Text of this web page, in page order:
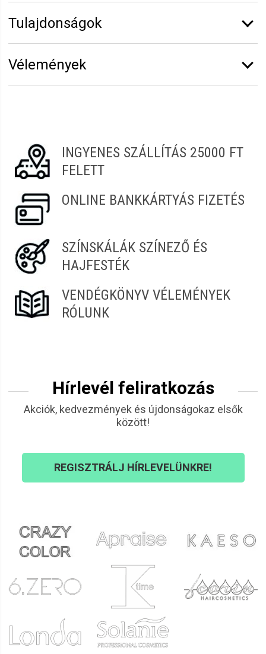
Tulajdonságok
Vélemények
Klaudia 2022.01.09. 00:32
Nagyon jó. Szerintem lesz még rendelve erről az oldalról.
Tamás 2021.11.19. 08:00
INGYENES SZÁLLÍTÁS 25000 FT
FELETT
ONLINE BANKKÁRTYÁS FIZETÉS
SZÍNSKÁLÁK SZÍNEZŐ ÉS
HAJFESTÉK
VENDÉGKÖNYV VÉLEMÉNYEK
RÓLUNK
Hírlevél feliratkozás
Akciók, kedvezmények és újdonságokaz elsők
között!
REGISZTRÁLJ HÍRLEVELÜNKRE!